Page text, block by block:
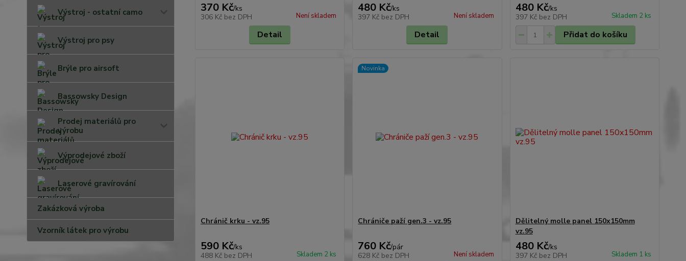
Výstroj - ostatní camo
Výstroj pro psy
Brýle pro airsoft
Bassowsky Design
Prodej materiálů pro
výrobu
Výprodejové zboží
Laserové gravírování
Zakázková výroba
Vzorník látek pro výrobu
370 Kč/ks
306 Kč bez DPH Není skladem
Detail
480 Kč/ks
397 Kč bez DPH Není skladem
Detail
480 Kč/ks
397 Kč bez DPH Skladem 2 ks
Přidat do košíku
Chránič krku - vz.95
590 Kč/ks
488 Kč bez DPH Skladem 2 ks
Novinka
Chrániče paží gen.3 - vz.95
760 Kč/pár
628 Kč bez DPH Není skladem
Dělitelný molle panel 150x150mm
vz.95
480 Kč/ks
397 Kč bez DPH Skladem 1 ks